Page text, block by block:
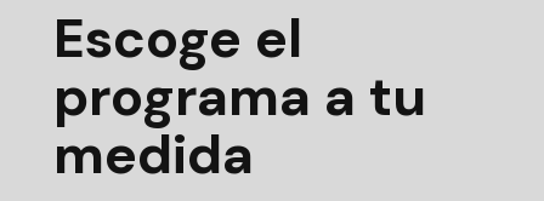
Escoge el
programa a tu
medida